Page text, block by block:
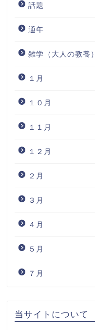
話題
通年
雑学（大人の教養）
１月
１０月
１１月
１２月
２月
３月
４月
５月
７月
当サイトについて